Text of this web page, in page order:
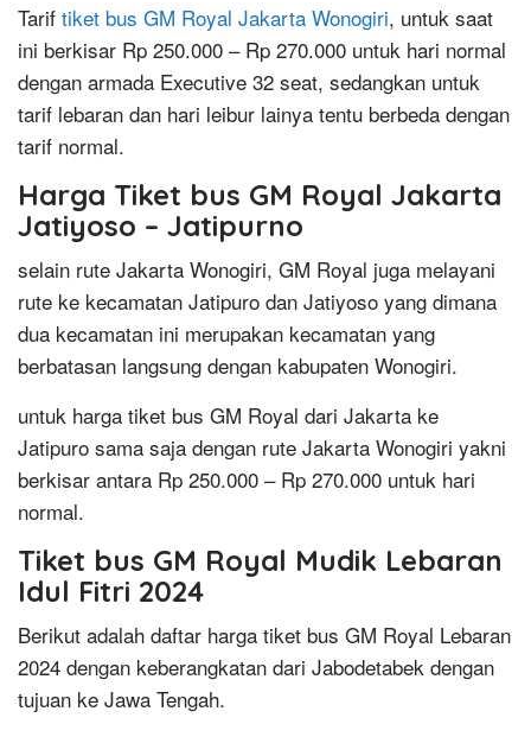
Tarif tiket bus GM Royal Jakarta Wonogiri, untuk saat
ini berkisar Rp 250.000 – Rp 270.000 untuk hari normal
dengan armada Executive 32 seat, sedangkan untuk
tarif lebaran dan hari leibur lainya tentu berbeda dengan
tarif normal.
Harga Tiket bus GM Royal Jakarta
Jatiyoso – Jatipurno
selain rute Jakarta Wonogiri, GM Royal juga melayani
rute ke kecamatan Jatipuro dan Jatiyoso yang dimana
dua kecamatan ini merupakan kecamatan yang
berbatasan langsung dengan kabupaten Wonogiri.
untuk harga tiket bus GM Royal dari Jakarta ke
Jatipuro sama saja dengan rute Jakarta Wonogiri yakni
berkisar antara Rp 250.000 – Rp 270.000 untuk hari
normal.
Tiket bus GM Royal Mudik Lebaran
Idul Fitri 2024
Berikut adalah daftar harga tiket bus GM Royal Lebaran
2024 dengan keberangkatan dari Jabodetabek dengan
tujuan ke Jawa Tengah.